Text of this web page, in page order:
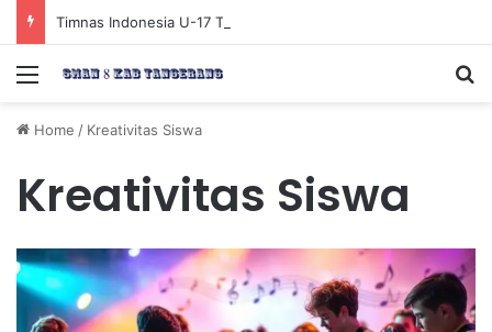
Menu
Home / Kreativitas Siswa
Kreativitas Siswa